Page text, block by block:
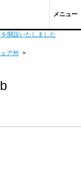
メニュー
開設いたしました
ア州
>